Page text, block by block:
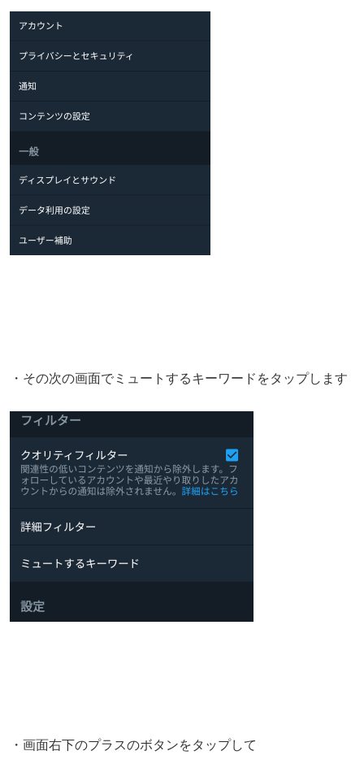
・その次の画面でミュートするキーワードをタップします
・画面右下のプラスのボタンをタップして